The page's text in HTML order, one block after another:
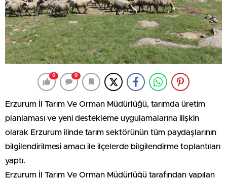
0 0
Erzurum İl Tarım Ve Orman Müdürlüğü, tarımda üretim
planlaması ve yeni destekleme uygulamalarına ilişkin
olarak Erzurum ilinde tarım sektörünün tüm paydaşlarının
bilgilendirilmesi amacı ile ilçelerde bilgilendirme toplantıları
yaptı.
Erzurum İl Tarım Ve Orman Müdürlüğü tarafından yapılan